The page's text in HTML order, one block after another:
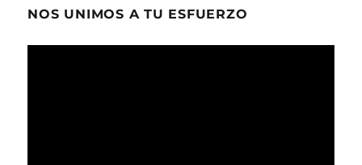
NOS UNIMOS A TU ESFUERZO